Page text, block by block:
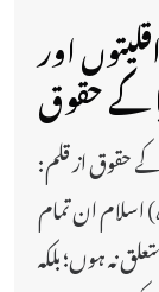
اور
کے حقوق
حقوق از قلم:
اسلام ان تمام
نہ ہوں؛ بلکہ